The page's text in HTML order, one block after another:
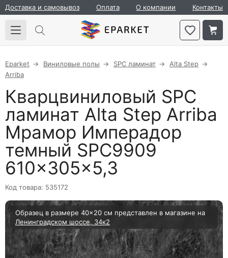
Доставка и самовывоз Оплата О компании Контакты
Eparket Виниловые полы SPC ламинат
Alta Step
Arriba
Кварцвиниловый SPC
ламинат Alta Step Arriba
Мрамор Имперадор
темный SPC9909
610×305×5,3
Код товара: 535172
Образец в размере 40×20 см представлен в магазине на
Ленинградском шоссе, 34к2